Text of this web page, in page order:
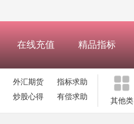
在线充值 精品指标
外汇期货
指标求助
炒股心得 有偿求助 其他类